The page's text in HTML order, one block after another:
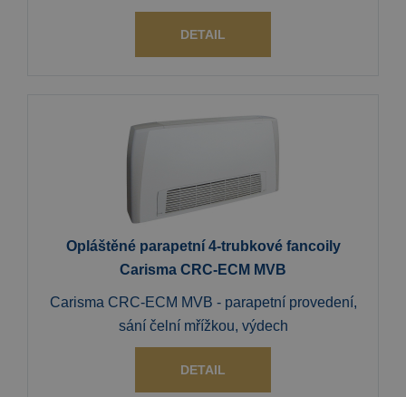
DETAIL
Opláštěné parapetní 4-trubkové fancoily
Carisma CRC-ECM MVB
Carisma CRC-ECM MVB - parapetní provedení,
sání čelní mřížkou, výdech
DETAIL